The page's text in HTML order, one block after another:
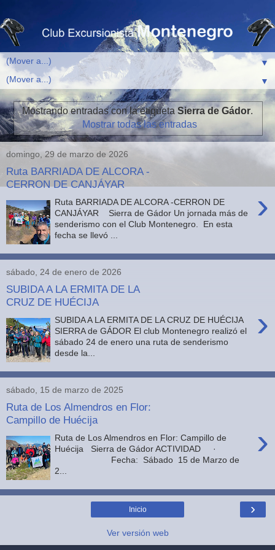
▼
▼
Mostrando entradas con la etiqueta Sierra de Gádor.
Mostrar todas las entradas
domingo, 29 de marzo de 2026
Ruta BARRIADA DE ALCORA -
CERRON DE CANJÁYAR
›
Ruta BARRIADA DE ALCORA -CERRON DE
CANJÁYAR Sierra de Gádor Un jornada más de
senderismo con el Club Montenegro. En esta
fecha se llevó ...
sábado, 24 de enero de 2026
SUBIDA A LA ERMITA DE LA
CRUZ DE HUÉCIJA
›
SUBIDA A LA ERMITA DE LA CRUZ DE HUÉCIJA
SIERRA de GÁDOR El club Montenegro realizó el
sábado 24 de enero una ruta de senderismo
desde la...
sábado, 15 de marzo de 2025
Ruta de Los Almendros en Flor:
Campillo de Huécija
›
Ruta de Los Almendros en Flor: Campillo de
Huécija Sierra de Gádor ACTIVIDAD ·
Fecha: Sábado 15 de Marzo de
2...
›
Inicio
Ver versión web